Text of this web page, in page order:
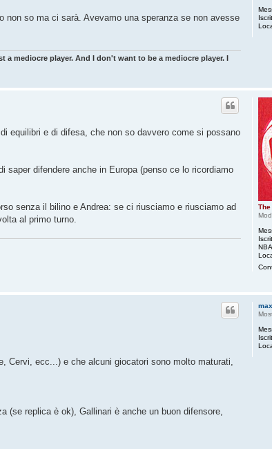
so ma ci sarà. Avevamo una speranza se non avesse
mediocre player. And I don't want to be a mediocre player. I
The
equilibri e di difesa, che non so davvero come si possano
difendere anche in Europa (penso ce lo ricordiamo
senza il bilino e Andrea: se ci riusciamo e riusciamo ad
al primo turno.
max
Cervi, ecc...) e che alcuni giocatori sono molto maturati,
(se replica è ok), Gallinari è anche un buon difensore,